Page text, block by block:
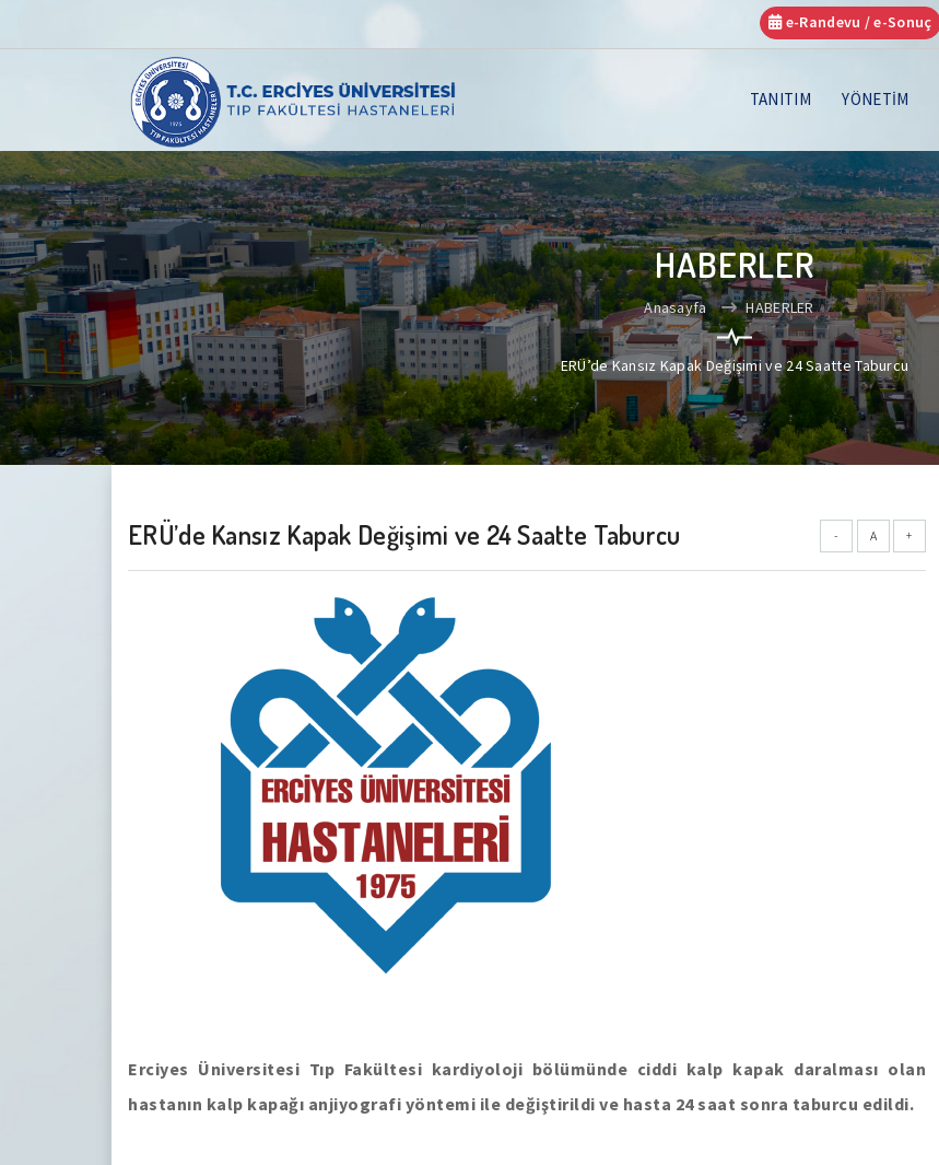
e-Randevu / e-Sonuç
TANITIM YÖNETİM
HABERLER
Anasayfa HABERLER
ERÜ’de Kansız Kapak Değişimi ve 24 Saatte Taburcu
- A +
ERÜ’de Kansız Kapak Değişimi ve 24 Saatte Taburcu
Erciyes Üniversitesi Tıp Fakültesi kardiyoloji bölümünde ciddi kalp kapak daralması olan
hastanın kalp kapağı anjiyografi yöntemi ile değiştirildi ve hasta 24 saat sonra taburcu edildi.